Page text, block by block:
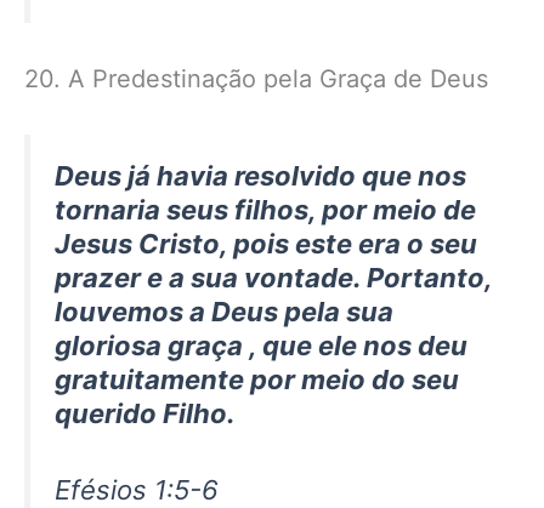
20. A Predestinação pela Graça de Deus
Deus já havia resolvido que nos
tornaria seus filhos, por meio de
Jesus Cristo, pois este era o seu
prazer e a sua vontade. Portanto,
louvemos a Deus pela sua
gloriosa graça , que ele nos deu
gratuitamente por meio do seu
querido Filho.
Efésios 1:5-6